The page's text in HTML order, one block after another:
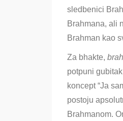
sledbenici
Brahmana, ali
Brahman kao
Za bhakte,
potpuni
koncept “Ja
postoju
Brahmanom.